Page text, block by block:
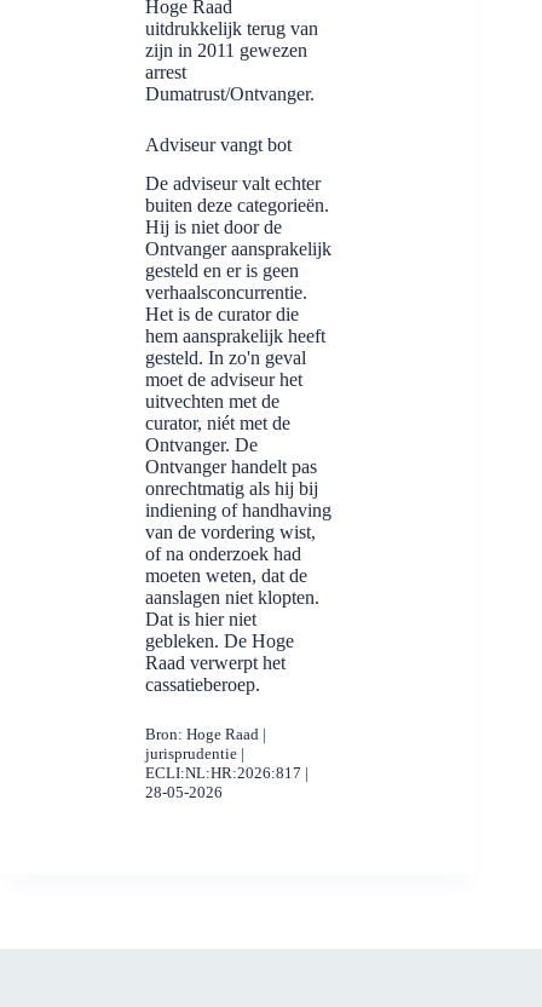
Hoge Raad
uitdrukkelijk terug van
zijn in 2011 gewezen
arrest
Dumatrust/Ontvanger.
Adviseur vangt bot
De adviseur valt echter
buiten deze categorieën.
Hij is niet door de
Ontvanger aansprakelijk
gesteld en er is geen
verhaalsconcurrentie.
Het is de curator die
hem aansprakelijk heeft
gesteld. In zo'n geval
moet de adviseur het
uitvechten met de
curator, niét met de
Ontvanger. De
Ontvanger handelt pas
onrechtmatig als hij bij
indiening of handhaving
van de vordering wist,
of na onderzoek had
moeten weten, dat de
aanslagen niet klopten.
Dat is hier niet
gebleken. De Hoge
Raad verwerpt het
cassatieberoep.
Bron: Hoge Raad |
jurisprudentie |
ECLI:NL:HR:2026:817 |
28-05-2026